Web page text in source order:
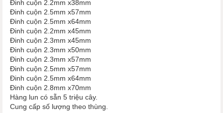
Đinh cuộn 2.2mm x38mm
Đinh cuộn 2.5mm x57mm
Đinh cuộn 2.5mm x64mm
Đinh cuộn 2.2mm x45mm
Đinh cuộn 2.3mm x45mm
Đinh cuộn 2.3mm x50mm
Đinh cuộn 2.3mm x57mm
Đinh cuộn 2.5mm x57mm
Đinh cuộn 2.5mm x64mm
Đinh cuộn 2.8mm x70mm
Hàng lun có sẵn 5 triệu cây.
Cung cấp số lượng theo thùng.